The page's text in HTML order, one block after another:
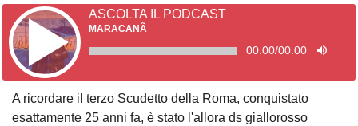
ASCOLTA IL PODCAST
MARACANÃ
00:00/00:00
A ricordare il terzo Scudetto della Roma, conquistato
esattamente 25 anni fa, è stato l'allora ds giallorosso